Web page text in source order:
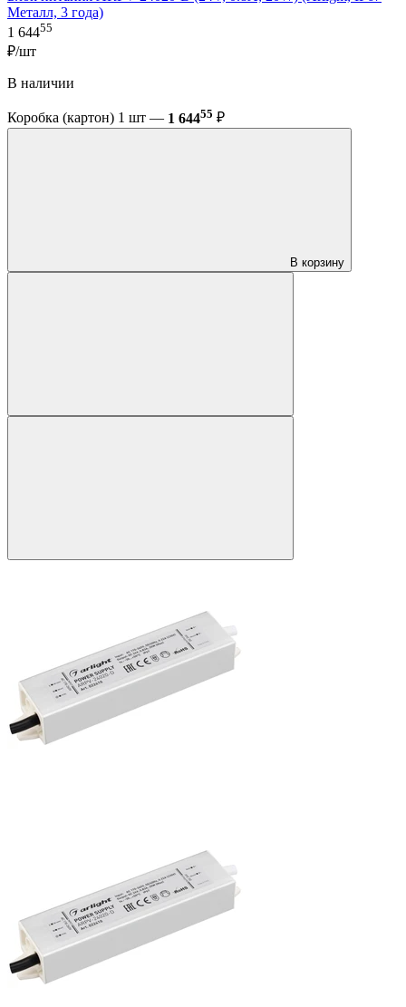
Металл, 3 года)
1 64455
₽/шт
В наличии
Коробка (картон) 1 шт — 1 64455 ₽
В корзину